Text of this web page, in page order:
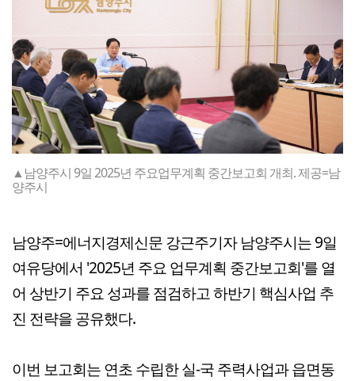
▲남양주시 9일 2025년 주요업무계획 중간보고회 개최. 제공=남
양주시
남양주=에너지경제신문 강근주기자 남양주시는 9일
여유당에서 '2025년 주요 업무계획 중간보고회'를 열
어 상반기 주요 성과를 점검하고 하반기 핵심사업 추
진 전략을 공유했다.
이번 보고회는 연초 수립한 실-국 주력사업과 읍면동